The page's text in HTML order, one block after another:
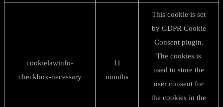
cookielawinfo-
checkbox-necessary
11
months
This cookie is set
by GDPR Cookie
Consent plugin.
The cookies is
used to store the
user consent for
the cookies in the